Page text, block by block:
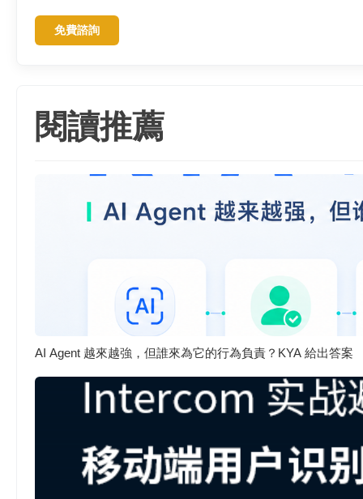
免費諮詢
閱讀推薦
AI Agent 越來越強，但誰來為它的行為負責？KYA 給出答案